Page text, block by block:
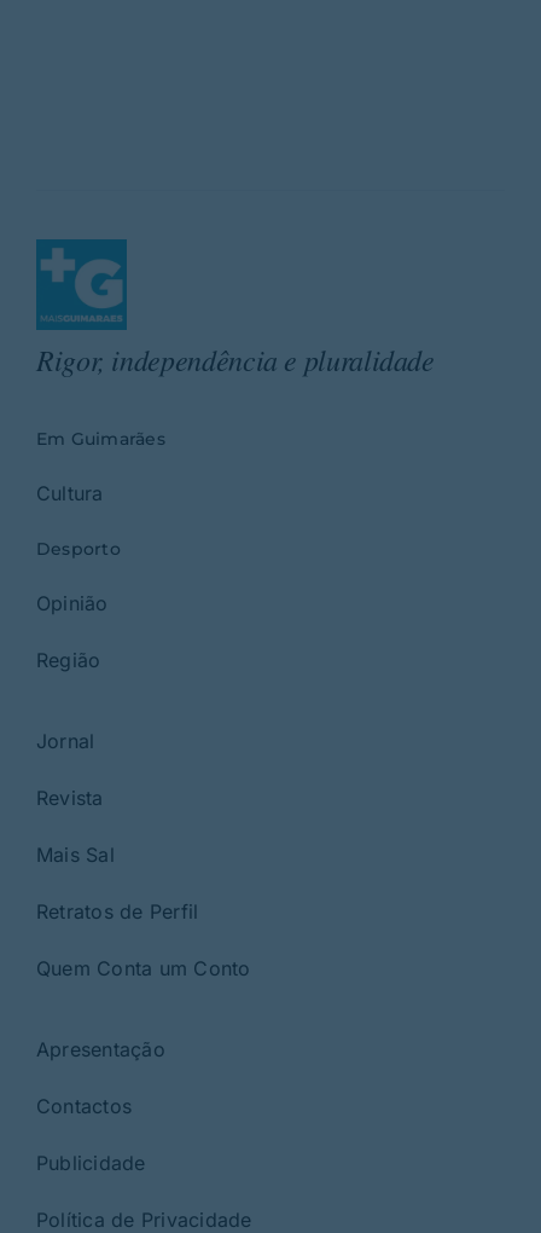
Rigor, independência e pluralidade
Em Guimarães
Cultura
Desporto
Opinião
Região
Jornal
Revista
Mais Sal
Retratos de Perfil
Quem Conta um Conto
Apresentação
Contactos
Publicidade
Política de Privacidade